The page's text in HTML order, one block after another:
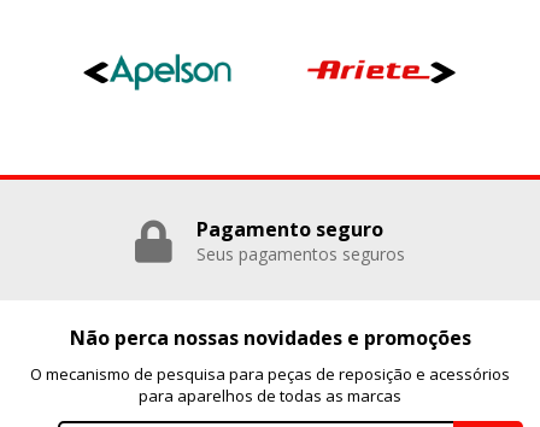
Pagamento seguro
Seus pagamentos seguros
Não perca nossas novidades e promoções
O mecanismo de pesquisa para peças de reposição e acessórios
para aparelhos de todas as marcas